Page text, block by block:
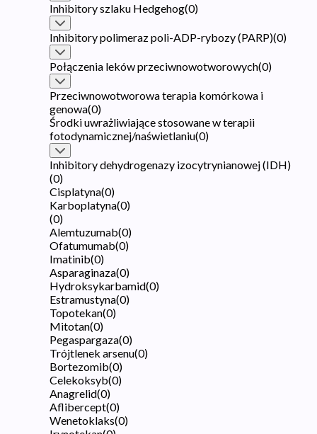
Inhibitory szlaku Hedgehog(0)
Inhibitory polimeraz poli-ADP-rybozy (PARP)(0)
Połączenia leków przeciwnowotworowych(0)
Przeciwnowotworowa terapia komórkowa i
genowa(0)
Środki uwrażliwiające stosowane w terapii
fotodynamicznej/naświetlaniu(0)
Inhibitory dehydrogenazy izocytrynianowej (IDH)
(0)
Cisplatyna(0)
Karboplatyna(0)
(0)
Alemtuzumab(0)
Ofatumumab(0)
Imatinib(0)
Asparaginaza(0)
Hydroksykarbamid(0)
Estramustyna(0)
Topotekan(0)
Mitotan(0)
Pegaspargaza(0)
Trójtlenek arsenu(0)
Bortezomib(0)
Celekoksyb(0)
Anagrelid(0)
Aflibercept(0)
Wenetoklaks(0)